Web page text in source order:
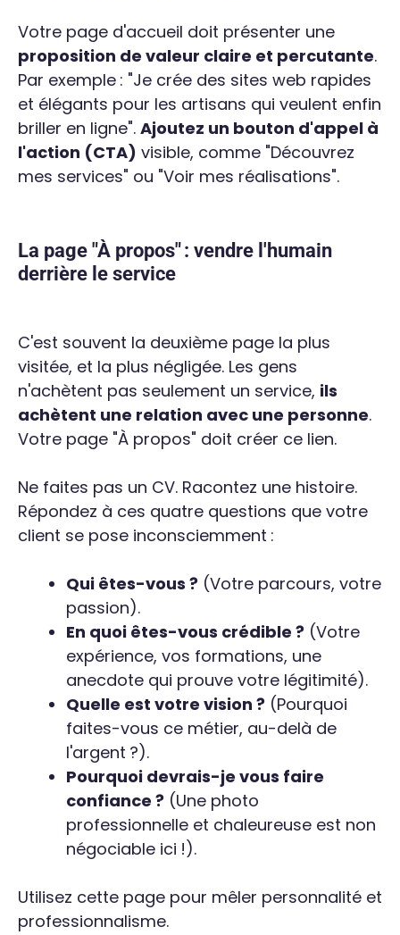
Votre page d'accueil doit présenter une
proposition de valeur claire et percutante.
Par exemple : "Je crée des sites web rapides
et élégants pour les artisans qui veulent enfin
briller en ligne". Ajoutez un bouton d'appel à
l'action (CTA) visible, comme "Découvrez
mes services" ou "Voir mes réalisations".
La page "À propos" : vendre l'humain
derrière le service
C'est souvent la deuxième page la plus
visitée, et la plus négligée. Les gens
n'achètent pas seulement un service, ils
achètent une relation avec une personne.
Votre page "À propos" doit créer ce lien.
Ne faites pas un CV. Racontez une histoire.
Répondez à ces quatre questions que votre
client se pose inconsciemment :
Qui êtes-vous ? (Votre parcours, votre
passion).
En quoi êtes-vous crédible ? (Votre
expérience, vos formations, une
anecdote qui prouve votre légitimité).
Quelle est votre vision ? (Pourquoi
faites-vous ce métier, au-delà de
l'argent ?).
Pourquoi devrais-je vous faire
confiance ? (Une photo
professionnelle et chaleureuse est non
négociable ici !).
Utilisez cette page pour mêler personnalité et
professionnalisme.